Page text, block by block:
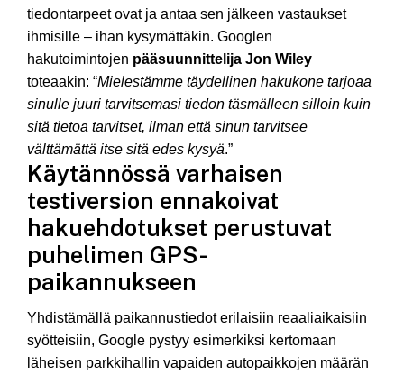
tiedontarpeet ovat ja antaa sen jälkeen vastaukset
ihmisille – ihan kysymättäkin. Googlen
hakutoimintojen pääsuunnittelija Jon Wiley
toteaakin: “Mielestämme täydellinen hakukone tarjoaa
sinulle juuri tarvitsemasi tiedon täsmälleen silloin kuin
sitä tietoa tarvitset, ilman että sinun tarvitsee
välttämättä itse sitä edes kysyä.”
Käytännössä varhaisen
testiversion ennakoivat
hakuehdotukset perustuvat
puhelimen GPS-
paikannukseen
Yhdistämällä paikannustiedot erilaisiin reaaliaikaisiin
syötteisiin, Google pystyy esimerkiksi kertomaan
läheisen parkkihallin vapaiden autopaikkojen määrän